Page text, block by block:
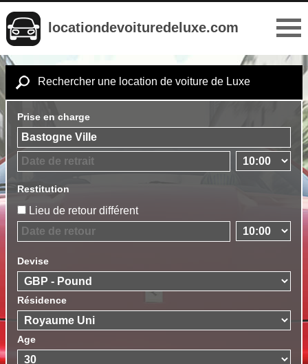
locationdevoituredeluxe.com
Rechercher une location de voiture de Luxe
Prise en charge
Restitution
Lieu de retour différent
Devise
Résidence
Age